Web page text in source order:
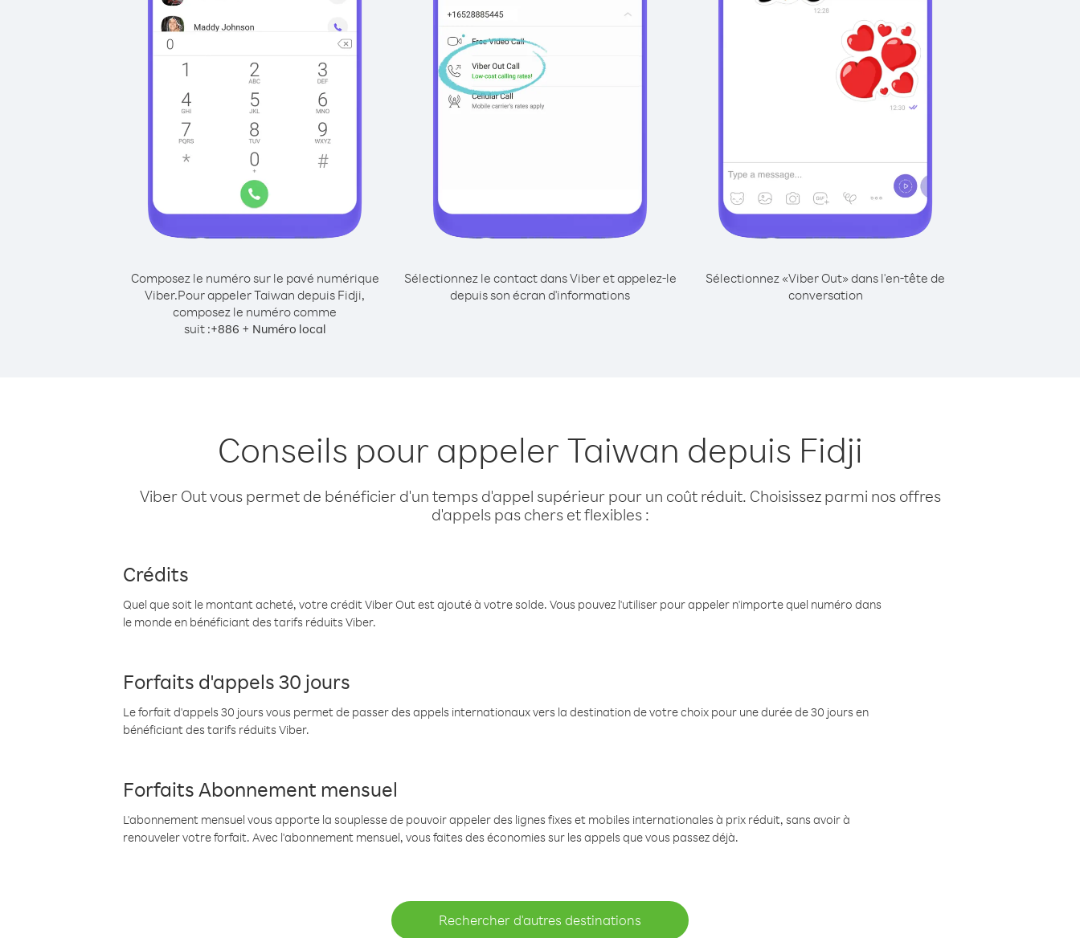
Composez le numéro sur le pavé numérique
Viber.Pour appeler Taiwan depuis Fidji,
composez le numéro comme
suit :+886 + Numéro local
Sélectionnez le contact dans Viber et appelez-le
depuis son écran d'informations
Sélectionnez «Viber Out» dans l'en-tête de
conversation
Conseils pour appeler Taiwan depuis Fidji
Viber Out vous permet de bénéficier d'un temps d'appel supérieur pour un coût réduit. Choisissez parmi nos offres
d'appels pas chers et flexibles :
Crédits
Quel que soit le montant acheté, votre crédit Viber Out est ajouté à votre solde. Vous pouvez l'utiliser pour appeler n'importe quel numéro dans
le monde en bénéficiant des tarifs réduits Viber.
Forfaits d'appels 30 jours
Le forfait d'appels 30 jours vous permet de passer des appels internationaux vers la destination de votre choix pour une durée de 30 jours en
bénéficiant des tarifs réduits Viber.
Forfaits Abonnement mensuel
L'abonnement mensuel vous apporte la souplesse de pouvoir appeler des lignes fixes et mobiles internationales à prix réduit, sans avoir à
renouveler votre forfait. Avec l'abonnement mensuel, vous faites des économies sur les appels que vous passez déjà.
Rechercher d'autres destinations